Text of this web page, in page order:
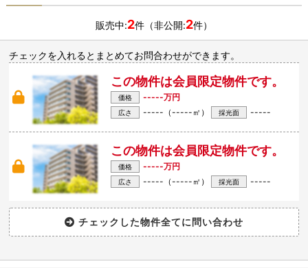
販売中:2件（非公開:2件）
チェックを入れるとまとめてお問合わせができます。
この物件は会員限定物件です。
価格 -----万円
広さ -----（-----㎡） 採光面 -----
この物件は会員限定物件です。
価格 -----万円
広さ -----（-----㎡） 採光面 -----